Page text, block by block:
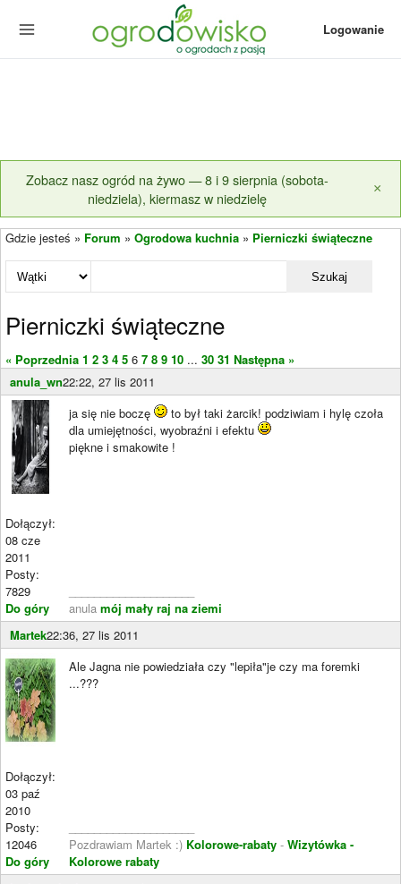
Logowanie
Zobacz nasz ogród na żywo — 8 i 9 sierpnia (sobota-
niedziela), kiermasz w niedzielę
×
Gdzie jesteś » Forum » Ogrodowa kuchnia » Pierniczki świąteczne
Szukaj
Pierniczki świąteczne
« Poprzednia 1 2 3 4 5 6 7 8 9 10 ... 30 31 Następna »
anula_wn22:22, 27 lis 2011
Dołączył:
08 cze
2011
Posty:
7829
Do góry
ja się nie boczę
to był taki żarcik! podziwiam i hylę czoła
dla umiejętności, wyobraźni i efektu
piękne i smakowite !
anula mój mały raj na ziemi
Martek22:36, 27 lis 2011
Dołączył:
03 paź
2010
Posty:
12046
Do góry
Ale Jagna nie powiedziała czy "lepiła"je czy ma foremki
...???
Pozdrawiam Martek :) Kolorowe-rabaty - Wizytówka -
Kolorowe rabaty